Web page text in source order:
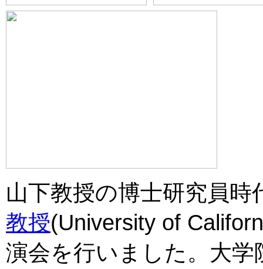
山下教授の博士研究員時
教授(University of
演会を行いました。大